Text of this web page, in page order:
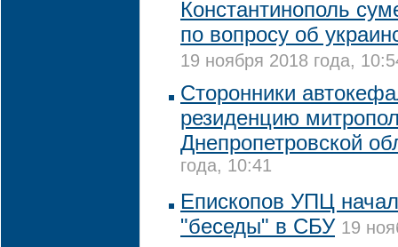
Константинополь
по вопросу об
19 ноября 2018 года,
Сторонники
резиденцию
Днепропетровской
года, 10:41
Епископов УПЦ
"беседы" в СБУ 19